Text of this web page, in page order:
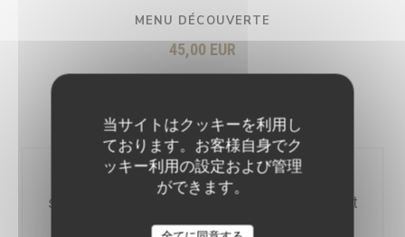
当サイトはクッキーを利用し
ております。お客様自身でク
ッキー利用の設定および管理
ができます。
MENU DÉCOUVERTE
45,00 EUR
Entrée
Burrata et artichaut, condiments de tomates
séchées et oignons rouges, chapelure à l’ail frit
et roquette